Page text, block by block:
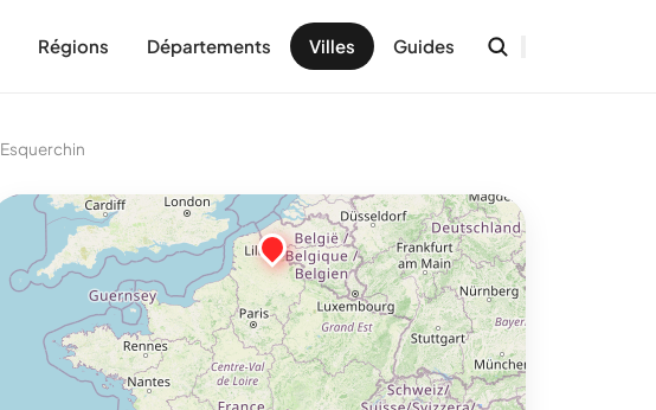
Régions Départements Villes Guides
Esquerchin